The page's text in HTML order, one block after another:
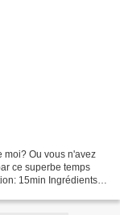
moi? Ou vous n'avez
ce superbe temps
15min Ingrédients